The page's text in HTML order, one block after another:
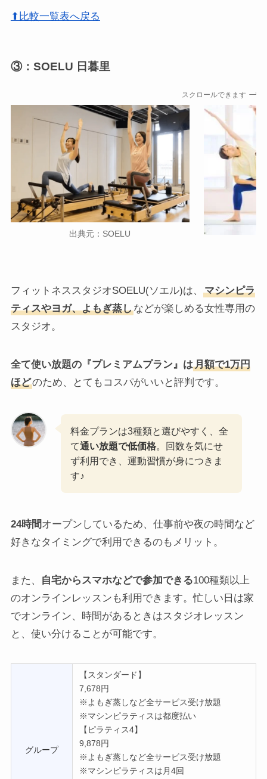
⬆比較一覧表へ戻る
③：SOELU 日暮里
スクロールできます
出典元：SOELU
フィットネススタジオSOELU(ソエル)は、
マシンピラ
ティスやヨガ、よもぎ蒸しなどが楽しめる女性専用の
スタジオ。
全て使い放題の『プレミアムプラン』は月額で1万円
ほどのため、とてもコスパがいいと評判です。
料金プランは3種類と選びやすく、全
て通い放題で低価格。回数を気にせ
ず利用でき、運動習慣が身につきま
す♪
24時間オープンしているため、仕事前や夜の時間など
好きなタイミングで利用できるのもメリット。
また、 自宅からスマホなどで参加できる100種類以上
のオンラインレッスンも利用できます。忙しい日は家
でオンライン、時間があるときはスタジオレッスン
と、使い分けることが可能です。
グループ
【スタンダード】
7,678円
※よもぎ蒸しなど全サービス受け放題
※マシンピラティスは都度払い
【ピラティス4】
9,878円
※よもぎ蒸しなど全サービス受け放題
※マシンピラティスは月4回